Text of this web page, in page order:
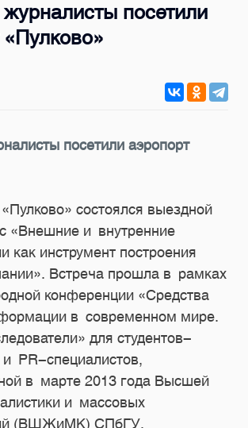
посетили
посетили аэропорт
состоялся выездной
«Внешние и внутренние
как инструмент построения
Встреча прошла в рамках
конференции «Средства
в современном мире.
для студентов-
и PR-специалистов,
в марте 2013 года Высшей
и массовых
(ВШЖиМК) СПбГУ.